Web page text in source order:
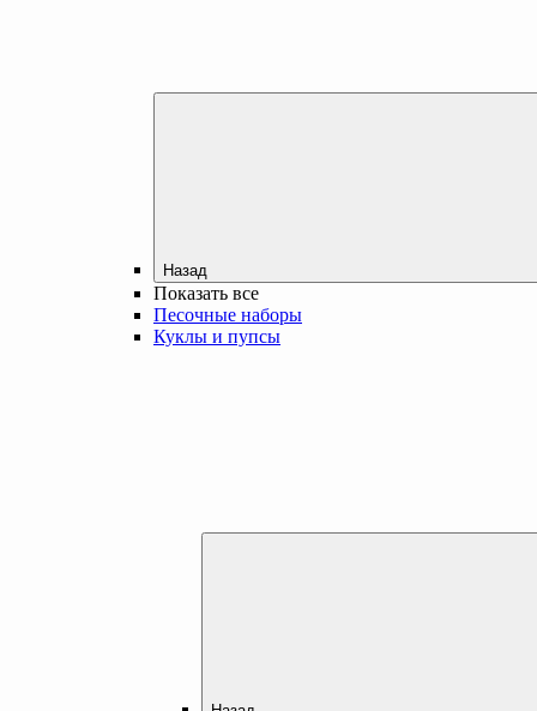
Назад
Показать все
Песочные наборы
Куклы и пупсы